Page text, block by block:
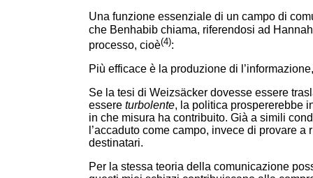
Una funzione essenziale di un campo di
che Benhabib chiama, riferendosi ad
processo, cioè(4):
Più efficace è la produzione di
Se la tesi di Weizsäcker dovesse essere
essere turbolente, la politica prospererebbe
in che misura ha contribuito. Già a simili
l’accaduto come campo, invece di provare
destinatari.
Per la stessa teoria della comunicazione